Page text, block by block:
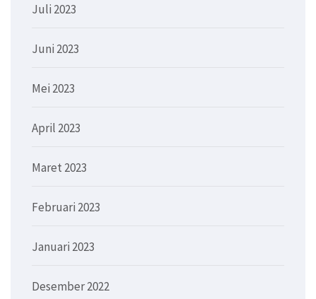
Juli 2023
Juni 2023
Mei 2023
April 2023
Maret 2023
Februari 2023
Januari 2023
Desember 2022